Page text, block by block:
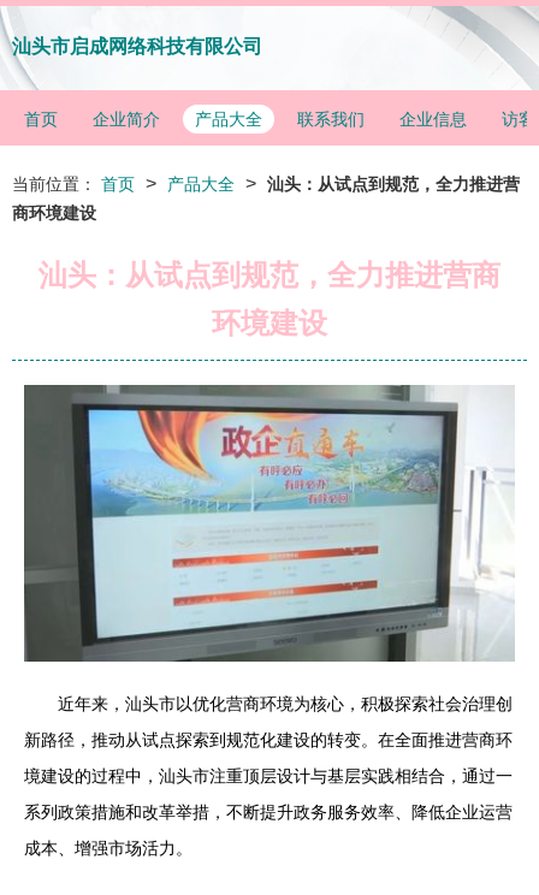
汕头市启成网络科技有限公司
首页 企业简介 产品大全 联系我们 企业信息 访客
当前位置： 首页 > 产品大全 > 汕头：从试点到规范，全力推进营
商环境建设
汕头：从试点到规范，全力推进营商
环境建设
近年来，汕头市以优化营商环境为核心，积极探索社会治理创
新路径，推动从试点探索到规范化建设的转变。在全面推进营商环
境建设的过程中，汕头市注重顶层设计与基层实践相结合，通过一
系列政策措施和改革举措，不断提升政务服务效率、降低企业运营
成本、增强市场活力。